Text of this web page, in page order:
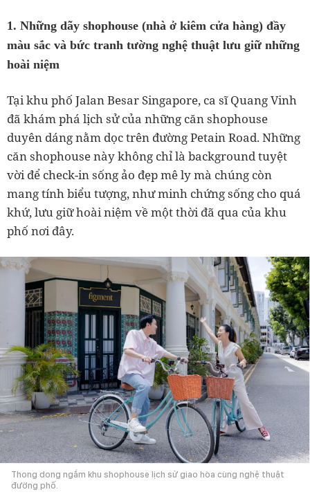
1. Những dãy shophouse (nhà ở kiêm cửa hàng) đầy
màu sắc và bức tranh tường nghệ thuật lưu giữ những
hoài niệm
Tại khu phố Jalan Besar Singapore, ca sĩ Quang Vinh
đã khám phá lịch sử của những căn shophouse
duyên dáng nằm dọc trên đường Petain Road. Những
căn shophouse này không chỉ là background tuyệt
vời để check-in sống ảo đẹp mê ly mà chúng còn
mang tính biểu tượng, như minh chứng sống cho quá
khứ, lưu giữ hoài niệm về một thời đã qua của khu
phố nơi đây.
Thong dong ngắm khu shophouse lịch sử giao hòa cùng nghệ thuật
đường phố.